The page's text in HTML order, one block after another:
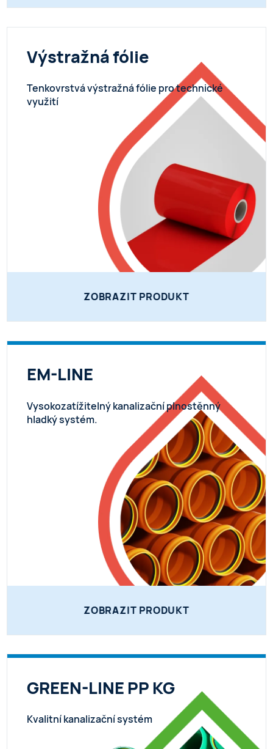
Výstražná fólie
Tenkovrstvá výstražná fólie pro technické
využití
ZOBRAZIT PRODUKT
EM-LINE
Vysokozatížitelný kanalizační plnostěnný
hladký systém.
ZOBRAZIT PRODUKT
GREEN-LINE PP KG
Kvalitní kanalizační systém